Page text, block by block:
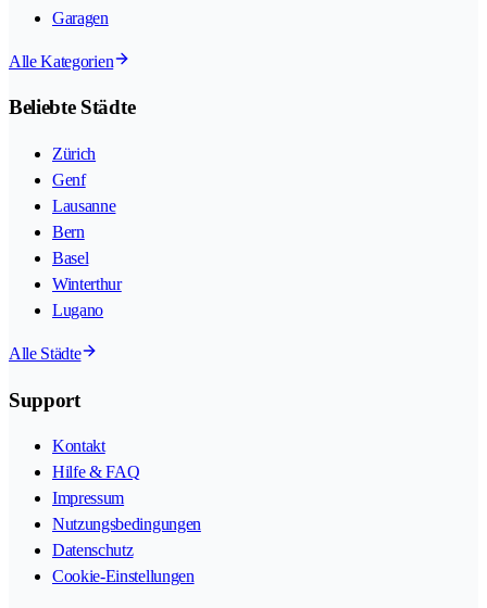
Garagen
Alle Kategorien
Beliebte Städte
Zürich
Genf
Lausanne
Bern
Basel
Winterthur
Lugano
Alle Städte
Support
Kontakt
Hilfe & FAQ
Impressum
Nutzungsbedingungen
Datenschutz
Cookie-Einstellungen